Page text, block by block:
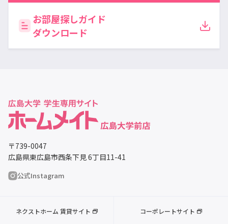
お部屋探しガイド
ダウンロード
〒739-0047
広島県東広島市西条下見 6丁目11-41
公式Instagram
ネクストホーム 賃貸サイト コーポレートサイト